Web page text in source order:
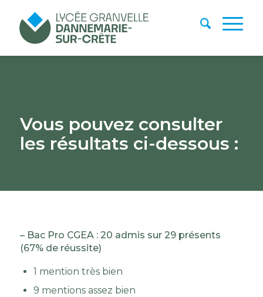
Vous pouvez consulter
les résultats ci-dessous :
– Bac Pro CGEA : 20 admis sur 29 présents
(67% de réussite)
1 mention très bien
9 mentions assez bien